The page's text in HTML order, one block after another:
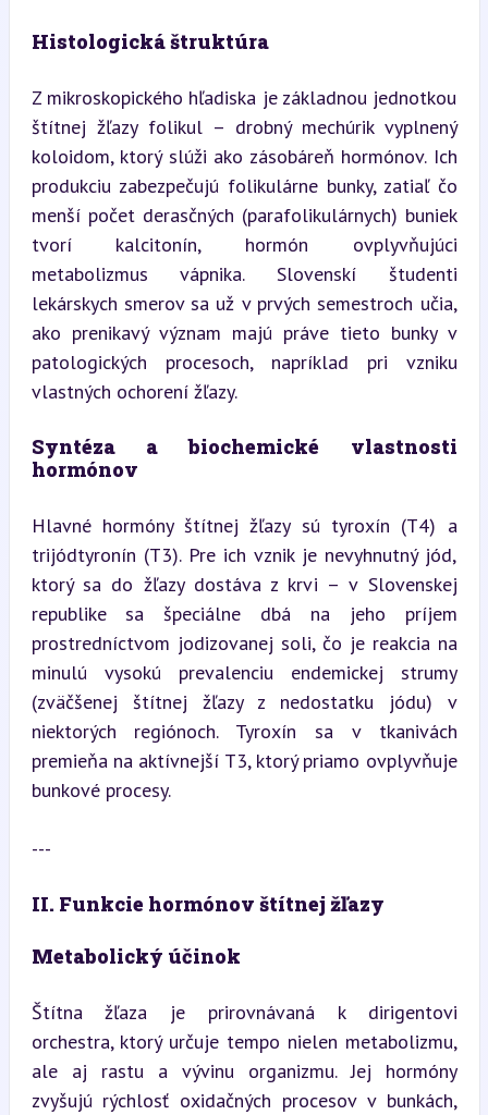
Histologická štruktúra
Z mikroskopického hľadiska je základnou jednotkou
štítnej žľazy folikul – drobný mechúrik vyplnený
koloidom, ktorý slúži ako zásobáreň hormónov. Ich
produkciu zabezpečujú folikulárne bunky, zatiaľ čo
menší počet derasčných (parafolikulárnych) buniek
tvorí kalcitonín, hormón ovplyvňujúci
metabolizmus vápnika. Slovenskí študenti
lekárskych smerov sa už v prvých semestroch učia,
ako prenikavý význam majú práve tieto bunky v
patologických procesoch, napríklad pri vzniku
vlastných ochorení žľazy.
Syntéza a biochemické vlastnosti
hormónov
Hlavné hormóny štítnej žľazy sú tyroxín (T4) a
trijódtyronín (T3). Pre ich vznik je nevyhnutný jód,
ktorý sa do žľazy dostáva z krvi – v Slovenskej
republike sa špeciálne dbá na jeho príjem
prostredníctvom jodizovanej soli, čo je reakcia na
minulú vysokú prevalenciu endemickej strumy
(zväčšenej štítnej žľazy z nedostatku jódu) v
niektorých regiónoch. Tyroxín sa v tkanivách
premieňa na aktívnejší T3, ktorý priamo ovplyvňuje
bunkové procesy.
---
II. Funkcie hormónov štítnej žľazy
Metabolický účinok
Štítna žľaza je prirovnávaná k dirigentovi
orchestra, ktorý určuje tempo nielen metabolizmu,
ale aj rastu a vývinu organizmu. Jej hormóny
zvyšujú rýchlosť oxidačných procesov v bunkách,